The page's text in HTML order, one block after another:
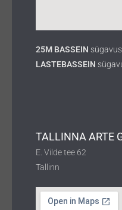
25M BASSEIN
LASTEBASSEIN
TALLINNA ARTE
E. Vilde tee 62
Tallinn